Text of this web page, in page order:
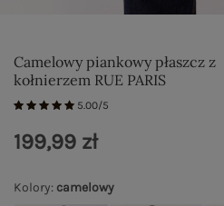
Camelowy piankowy płaszcz z
kołnierzem RUE PARIS
5.00/5
Kolory: camelowy
199,99 zł